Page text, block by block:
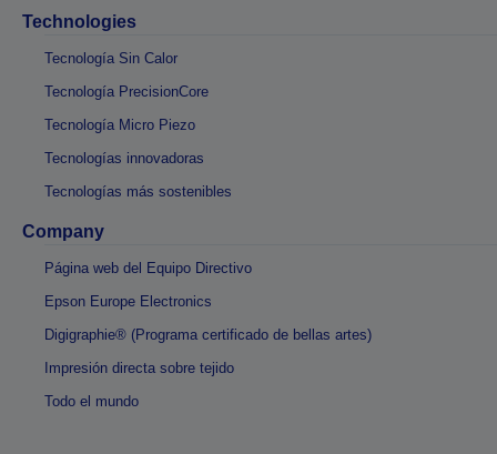
Technologies
Tecnología Sin Calor
Tecnología PrecisionCore
Tecnología Micro Piezo
Tecnologías innovadoras
Tecnologías más sostenibles
Company
Página web del Equipo Directivo
Epson Europe Electronics
Digigraphie® (Programa certificado de bellas artes)
Impresión directa sobre tejido
Todo el mundo